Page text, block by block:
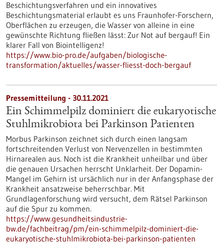
Beschichtungsverfahren und ein innovatives
Beschichtungsmaterial erlaubt es uns Fraunhofer-Forschern,
Oberflächen zu erzeugen, die Wasser von alleine in eine
gewünschte Richtung fließen lässt: Zur Not auf bergauf! Ein
klarer Fall von Biointelligenz!
https://www.bio-pro.de/aufgaben/biologische-
transformation/aktuelles/wasser-fliesst-doch-bergauf
Pressemitteilung - 30.11.2021
Ein Schimmelpilz dominiert die eukaryotische
Stuhlmikrobiota bei Parkinson Patienten
Morbus Parkinson zeichnet sich durch einen langsam
fortschreitenden Verlust von Nervenzellen in bestimmten
Hirnarealen aus. Noch ist die Krankheit unheilbar und über
die genauen Ursachen herrscht Unklarheit. Der Dopamin-
Mangel im Gehirn ist ursächlich nur in der Anfangsphase der
Krankheit ansatzweise beherrschbar. Mit
Grundlagenforschung wird versucht, dem Rätsel Parkinson
auf die Spur zu kommen.
https://www.gesundheitsindustrie-
bw.de/fachbeitrag/pm/ein-schimmelpilz-dominiert-die-
eukaryotische-stuhlmikrobiota-bei-parkinson-patienten